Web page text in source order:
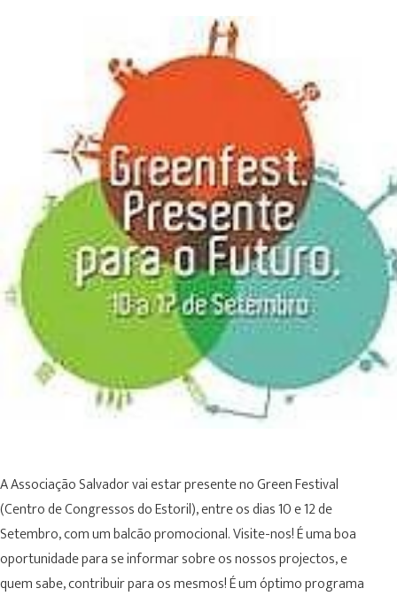
A Associação Salvador vai estar presente no Green Festival
(Centro de Congressos do Estoril), entre os dias 10 e 12 de
Setembro, com um balcão promocional. Visite-nos! É uma boa
oportunidade para se informar sobre os nossos projectos, e
quem sabe, contribuir para os mesmos! É um óptimo programa